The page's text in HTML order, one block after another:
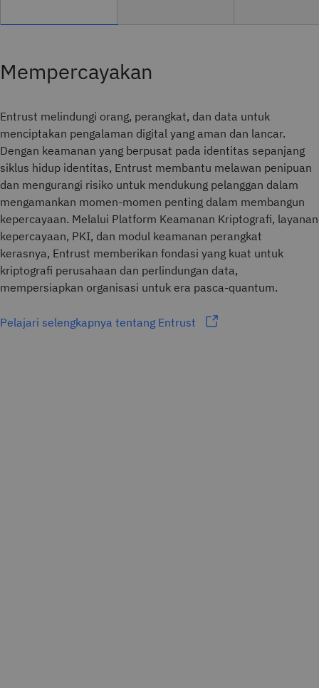
Mempercayakan
Entrust melindungi orang, perangkat, dan data untuk
menciptakan pengalaman digital yang aman dan lancar.
Dengan keamanan yang berpusat pada identitas sepanjang
siklus hidup identitas, Entrust membantu melawan penipuan
dan mengurangi risiko untuk mendukung pelanggan dalam
mengamankan momen-momen penting dalam membangun
kepercayaan. Melalui Platform Keamanan Kriptografi, layanan
kepercayaan, PKI, dan modul keamanan perangkat
kerasnya, Entrust memberikan fondasi yang kuat untuk
kriptografi perusahaan dan perlindungan data,
mempersiapkan organisasi untuk era pasca-quantum.
Pelajari selengkapnya tentang Entrust